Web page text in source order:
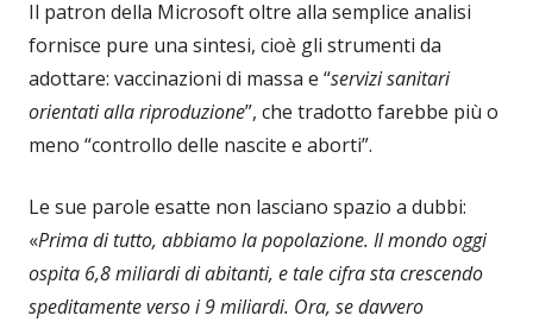
Il patron della Microsoft oltre alla semplice analisi
fornisce pure una sintesi, cioè gli strumenti da
adottare: vaccinazioni di massa e “servizi sanitari
orientati alla riproduzione”, che tradotto farebbe più o
meno “controllo delle nascite e aborti”.
Le sue parole esatte non lasciano spazio a dubbi:
«Prima di tutto, abbiamo la popolazione. Il mondo oggi
ospita 6,8 miliardi di abitanti, e tale cifra sta crescendo
speditamente verso i 9 miliardi. Ora, se davvero